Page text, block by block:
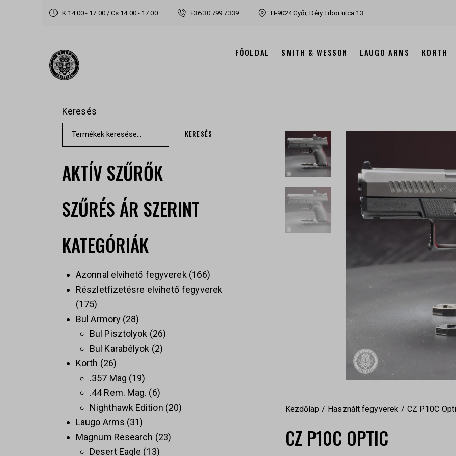
K 14:00 - 17:00 / Cs 14:00 - 17:00 +36 30 799 7339 H-9024 Győr, Déry Tibor utca 13.
FŐOLDAL SMITH & WESSON LAUGO ARMS KORTH
Kezdőlap Használt fegyverek CZ P10C
CZ P10C OPTIC
Keresés
KERESÉS
AKTÍV SZŰRŐK
SZŰRÉS ÁR SZERINT
KATEGÓRIÁK
Azonnal elvihető fegyverek 166
Részletfizetésre elvihető fegyverek
175
Bul Armory 28
Bul Pisztolyok 26
Bul Karabélyok 2
Korth 26
.357 Mag 19
.44 Rem. Mag.
6
Nighthawk Edition 20
Laugo Arms 31
Magnum Research 23
Desert Eagle 13